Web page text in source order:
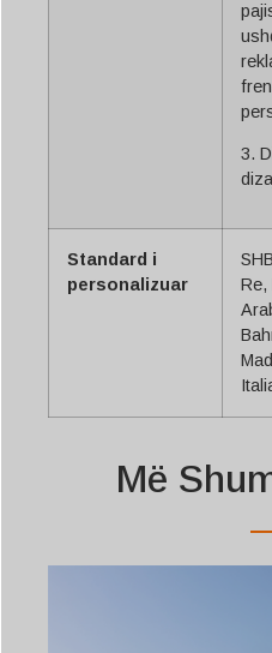
3.
Standard i
personalizuar
Re,
Më